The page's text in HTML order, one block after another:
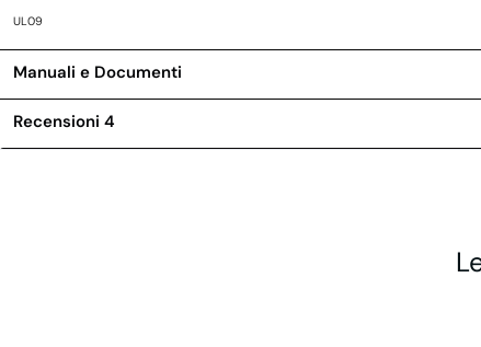
UL09
Manuali e Documenti
Recensioni 4